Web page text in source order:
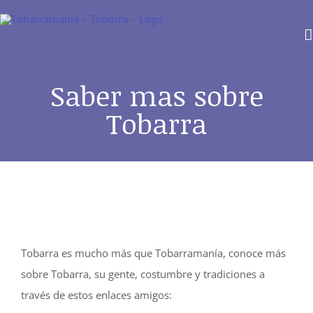
Saber mas sobre
Tobarra
Tobarra es mucho más que Tobarramanía, conoce más
sobre Tobarra, su gente, costumbre y tradiciones a
través de estos enlaces amigos: